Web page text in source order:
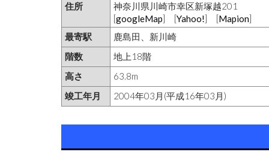
住所
神奈川県川崎市幸区新塚越201
[googleMap] [Yahoo!] [Mapion]
最寄駅
鹿島田、新川崎
階数
地上18階
高さ
63.8m
竣工年月
2004年03月(平成16年03月)